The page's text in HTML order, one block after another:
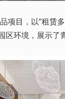
项目，以“租赁
环境，展示了